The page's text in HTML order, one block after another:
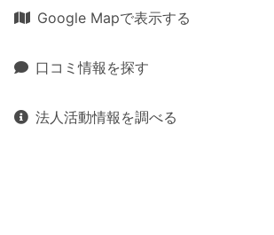
Google Mapで表示する
口コミ情報を探す
法人活動情報を調べる